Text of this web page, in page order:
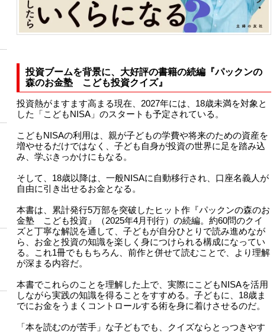
投資ブームを背景に、大好評の書籍の続編『パックンの
森のお金塾 こども投資クイズ』
投資熱がますます高まる現在、2027年には、18歳未満を対象と
した「こどもNISA」のスタートも予定されている。
こどもNISAの利用は、親が子どもの学費や将来のための資産を
増やせるだけではなく、子ども自身が投資の世界に足を踏み込
み、学ぶきっかけにもなる。
そして、18歳以降は、一般NISAに自動移行され、口座名義人が
自由に引き出せるお金となる。
本書は、累計発行5万部を突破したヒット作『パックンの森のお
金塾 こども投資』（2025年4月刊行）の続編。約60問のクイ
ズと丁寧な解説を通して、子どもが自分ひとりで読み進めなが
ら、お金と投資の知識を楽しく身につけられる構成になってい
る。これ1冊でももちろん、前作と併せて読むことで、より理解
が深まる内容だ。
本書でこれらのことを理解した上で、実際にこどもNISAを活用
しながら実践の知識を得ることをすすめる。子どもに、18歳ま
でにお金をうまくコントロールする術を身に着けさせるのだ。
「本を読むのが苦手」な子どもでも、クイズならとっつきやす